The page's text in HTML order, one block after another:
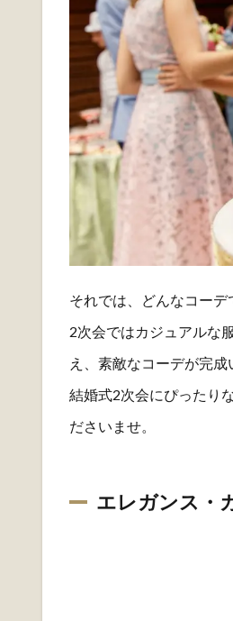
それでは、どんなコーデ
2次会ではカジュアルな
え、素敵なコーデが完成
結婚式2次会にぴったり
ださいませ。
エレガンス・